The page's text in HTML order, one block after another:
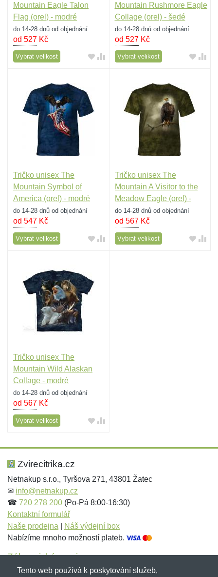
Mountain Eagle Talon
Flag (orel) - modré
do 14-28 dnů od objednání
od 527 Kč
Vybrat velikost
Mountain Rushmore Eagle
Collage (orel) - šedé
do 14-28 dnů od objednání
od 527Kč
Vybrat velikost
Tričko unisex The
Mountain Symbol of
America (orel) - modré
do 14-28 dnů od objednání
od 547 Kč
Vybrat velikost
Tričko unisex The
Mountain A Visitor to the
Meadow Eagle (orel) -
olivové
do 14-28 dnů od objednání
od 567Kč
Vybrat velikost
Tričko unisex The
Mountain Wild Alaskan
Collage - modré
do 14-28 dnů od objednání
od 567 Kč
Vybrat velikost
Zvirecitrika.cz
Netnakup s.r.o., Tyršova 271, 43801 Žatec
✉ info@netnakup.cz
☎ 720 278 200 (Po-Pá 8:00-16:30)
Kontaktní formulář
Naše prodejna
Náš výdejní box
Nabízíme mnoho možností plateb.
Zákaznický servis
Novinky emailem
Tento web používá k poskytování služeb,